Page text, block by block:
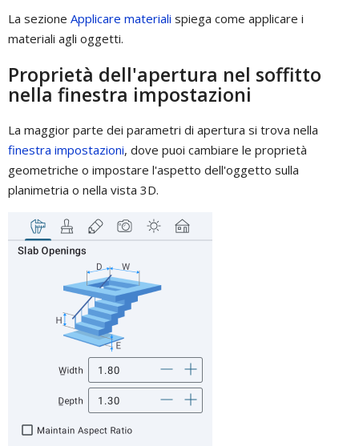
La sezione Applicare materiali spiega come applicare i
materiali agli oggetti.
Proprietà dell'apertura nel soffitto
nella finestra impostazioni
La maggior parte dei parametri di apertura si trova nella
finestra impostazioni, dove puoi cambiare le proprietà
geometriche o impostare l'aspetto dell'oggetto sulla
planimetria o nella vista 3D.